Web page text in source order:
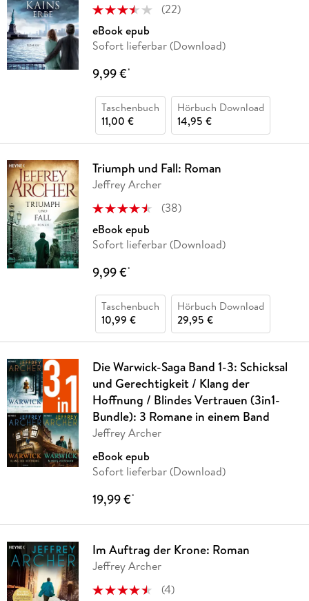
(22)
eBook epub
Sofort lieferbar (Download)
9,99 €*
Taschenbuch
11,00 €
Hörbuch Download
14,95 €
Triumph und Fall: Roman
Jeffrey Archer
(38)
eBook epub
Sofort lieferbar (Download)
9,99 €*
Taschenbuch
10,99 €
Hörbuch Download
29,95 €
Die Warwick-Saga Band 1-3: Schicksal
und Gerechtigkeit / Klang der
Hoffnung / Blindes Vertrauen (3in1-
Bundle): 3 Romane in einem Band
Jeffrey Archer
eBook epub
Sofort lieferbar (Download)
19,99 €*
Im Auftrag der Krone: Roman
Jeffrey Archer
(4)